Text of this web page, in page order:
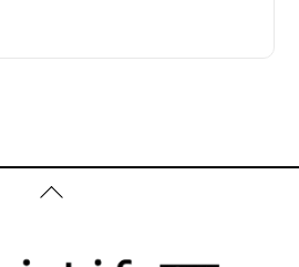
Back
To